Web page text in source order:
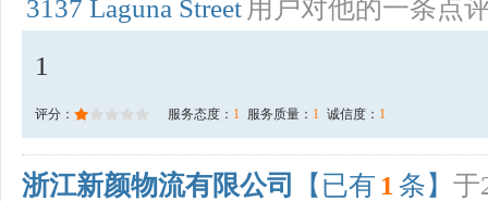
3137 Laguna Street 用户对他的一条点
1
评分： 服务态度： 1 服务质量： 1 诚信度： 1
浙江新颜物流有限公司 【已有 1 条】 于